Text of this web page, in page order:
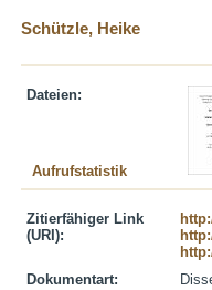
Schützle, Heike
Dateien:
Aufrufstatistik
Zitierfähiger Link
(URI):
Dokumentart: